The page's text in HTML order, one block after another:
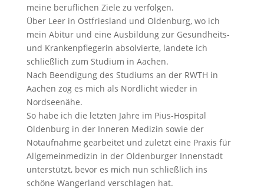
meine beruflichen Ziele zu verfolgen.
Über Leer in Ostfriesland und Oldenburg, wo ich
mein Abitur und eine Ausbildung zur Gesundheits-
und Krankenpflegerin absolvierte, landete ich
schließlich zum Studium in Aachen.
Nach Beendigung des Studiums an der RWTH in
Aachen zog es mich als Nordlicht wieder in
Nordseenähe.
So habe ich die letzten Jahre im Pius-Hospital
Oldenburg in der Inneren Medizin sowie der
Notaufnahme gearbeitet und zuletzt eine Praxis für
Allgemeinmedizin in der Oldenburger Innenstadt
unterstützt, bevor es mich nun schließlich ins
schöne Wangerland verschlagen hat.